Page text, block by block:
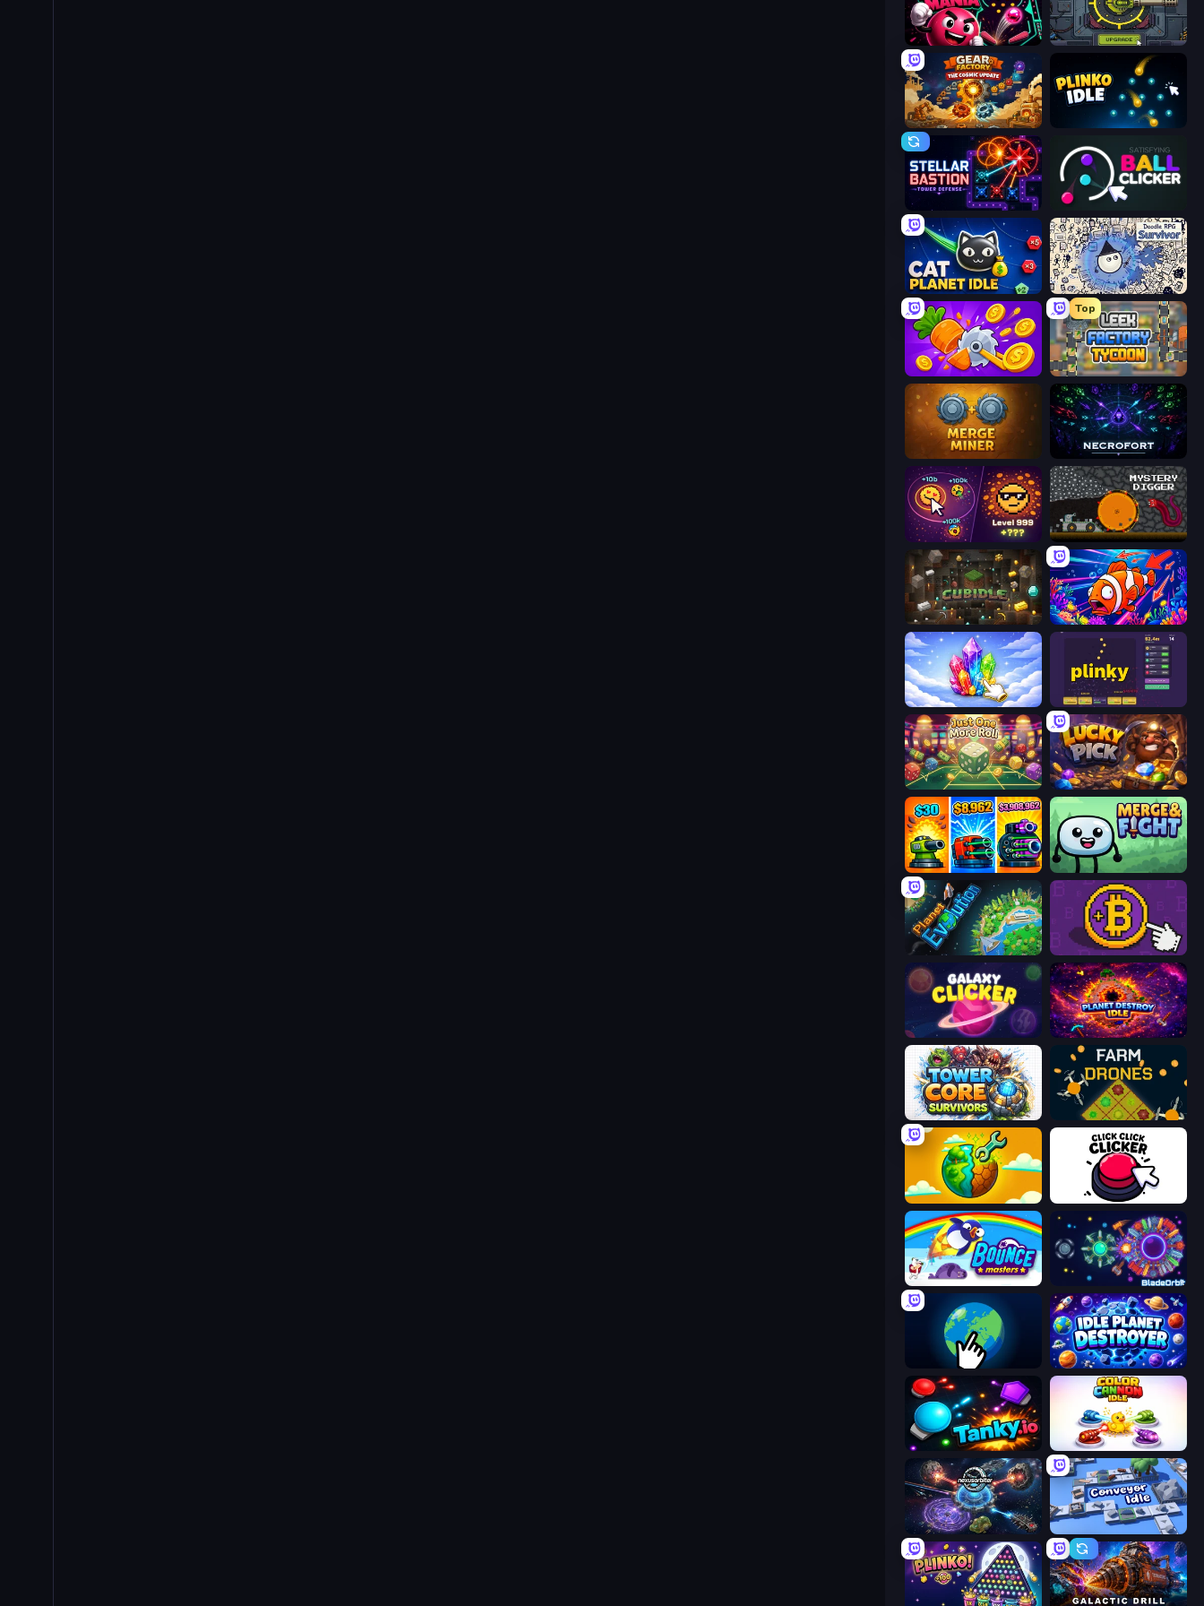
Pinball Mania Tank Evolution
Gear Factory Plinko Idle
Stellar Bastion Satisfying Ball Clicker
Cat Planet Idle Doodle RPG Survivor
Farm Ring Idle
Top
Leek Factory Tycoon
Merge Miner Necrofort
Dominate All Shapes Mystery Digger
Cubidle Fish Catch Idle
Crystalia Idle Clicker Plinky
Just One More Roll Lucky Pick
Pumpkin Defense: Merge Cannon Merge & Fight
Planet Evolution: Idle Clicker Money Maker
Galaxy Clicker Planet Destroy Idle
Tower Core Survivors Farm Drones
Land Explorers: Merge & Build Click Click Clicker
Bouncemasters BladeOrbit.io
Planet Clicker 2 Idle Planet Destroyer
Tanky.io Color Cannon Idle
Nexusorbiter Conveyor Idle